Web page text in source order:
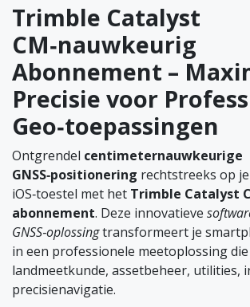
Trimble Catalyst
CM‑nauwkeurig
Abonnement –
Precisie voor
Geo‑toepassingen
Ontgrendel centimeternauwkeurige
GNSS‑positionering rechtstreeks op
iOS‑toestel met het Trimble Catalyst
abonnement. Deze innovatieve
GNSS‑oplossingtransformeert je
in een professionele meetoplossing
landmeetkunde, assetbeheer, utilities,
precisienavigatie.